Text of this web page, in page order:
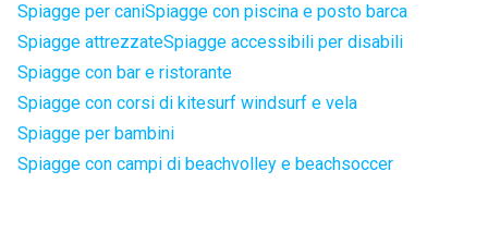
Spiagge per caniSpiagge con piscina e posto barca
Spiagge attrezzateSpiagge accessibili per disabili
Spiagge con bar e ristorante
Spiagge con corsi di kitesurf windsurf e vela
Spiagge per bambini
Spiagge con campi di beachvolley e beachsoccer